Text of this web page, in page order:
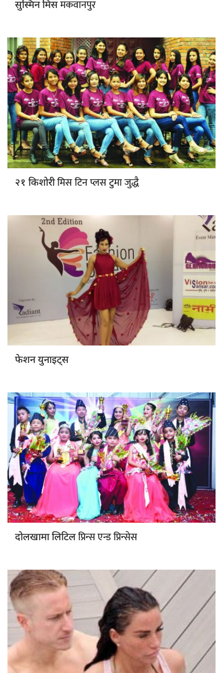
सुस्मिन मिसमकवानपुर
२१ किशोरीमिस टिन प्लस टुमा जुद्धै
फेशन युनाइट्स
दोलखामा लिटिलप्रिन्स एन्ड प्रिन्सेस